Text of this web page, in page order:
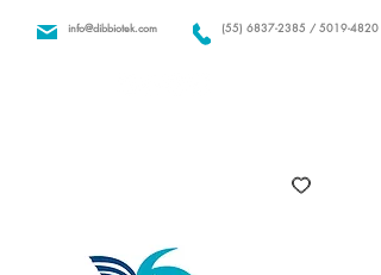
(55) 6837-2385 / 5019-4820
info@dibbiotek.com